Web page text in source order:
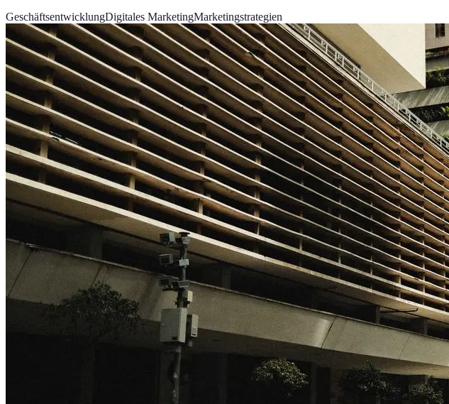
GeschäftsentwicklungDigitales MarketingMarketingstrategien